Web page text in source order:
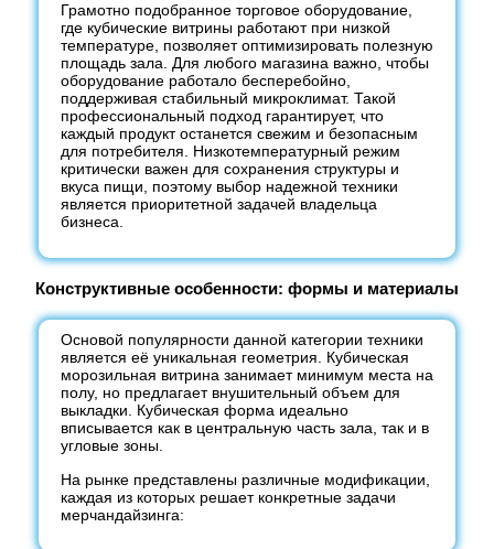
Грамотно подобранное торговое оборудование,
где кубические витрины работают при низкой
температуре, позволяет оптимизировать полезную
площадь зала. Для любого магазина важно, чтобы
оборудование работало бесперебойно,
поддерживая стабильный микроклимат. Такой
профессиональный подход гарантирует, что
каждый продукт останется свежим и безопасным
для потребителя. Низкотемпературный режим
критически важен для сохранения структуры и
вкуса пищи, поэтому выбор надежной техники
является приоритетной задачей владельца
бизнеса.
Конструктивные особенности: формы и материалы
Основой популярности данной категории техники
является её уникальная геометрия. Кубическая
морозильная витрина занимает минимум места на
полу, но предлагает внушительный объем для
выкладки. Кубическая форма идеально
вписывается как в центральную часть зала, так и в
угловые зоны.
На рынке представлены различные модификации,
каждая из которых решает конкретные задачи
мерчандайзинга: